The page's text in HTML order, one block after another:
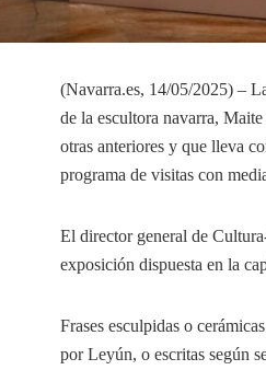
(Navarra.es, 14/05/2025) –
de la escultora navarra,
otras anteriores y que lleva
programa de visitas con
El director general de
exposición dispuesta en la
Frases esculpidas o
por Leyún, o escritas según